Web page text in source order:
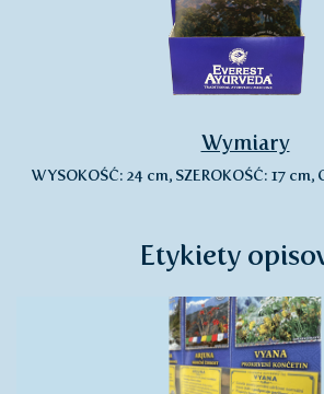
Wymiary
WYSOKOŚĆ: 24 cm, SZEROKOŚĆ: 17 cm,
Etykiety